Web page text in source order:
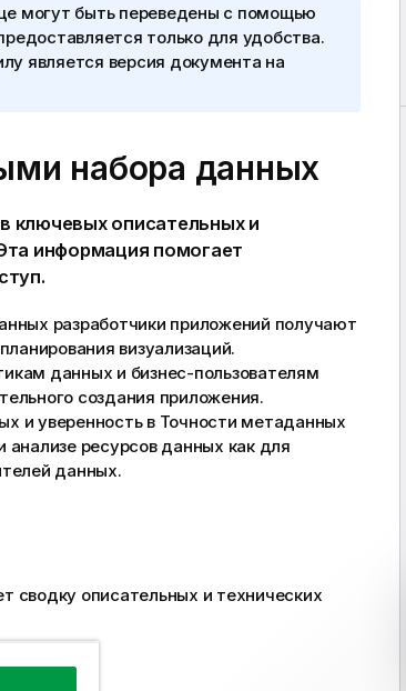
могут быть переведены с помощью
только для удобства.
является версия документа на
набора данных
ключевых описательных и
информация помогает
разработчики приложений получают
визуализаций.
данных и бизнес-пользователям
создания приложения.
и уверенность в Точности метаданных
ресурсов данных как для
данных.
сводку описательных и технических